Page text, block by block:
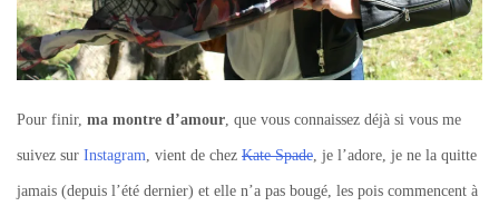
Pour finir, ma montre d’amour , que vous connaissez déjà si vous me
suivez sur Instagram , vient de chez Kate Spade , je l’adore, je ne la quitte
jamais (depuis l’été dernier) et elle n’a pas bougé, les pois commencent à